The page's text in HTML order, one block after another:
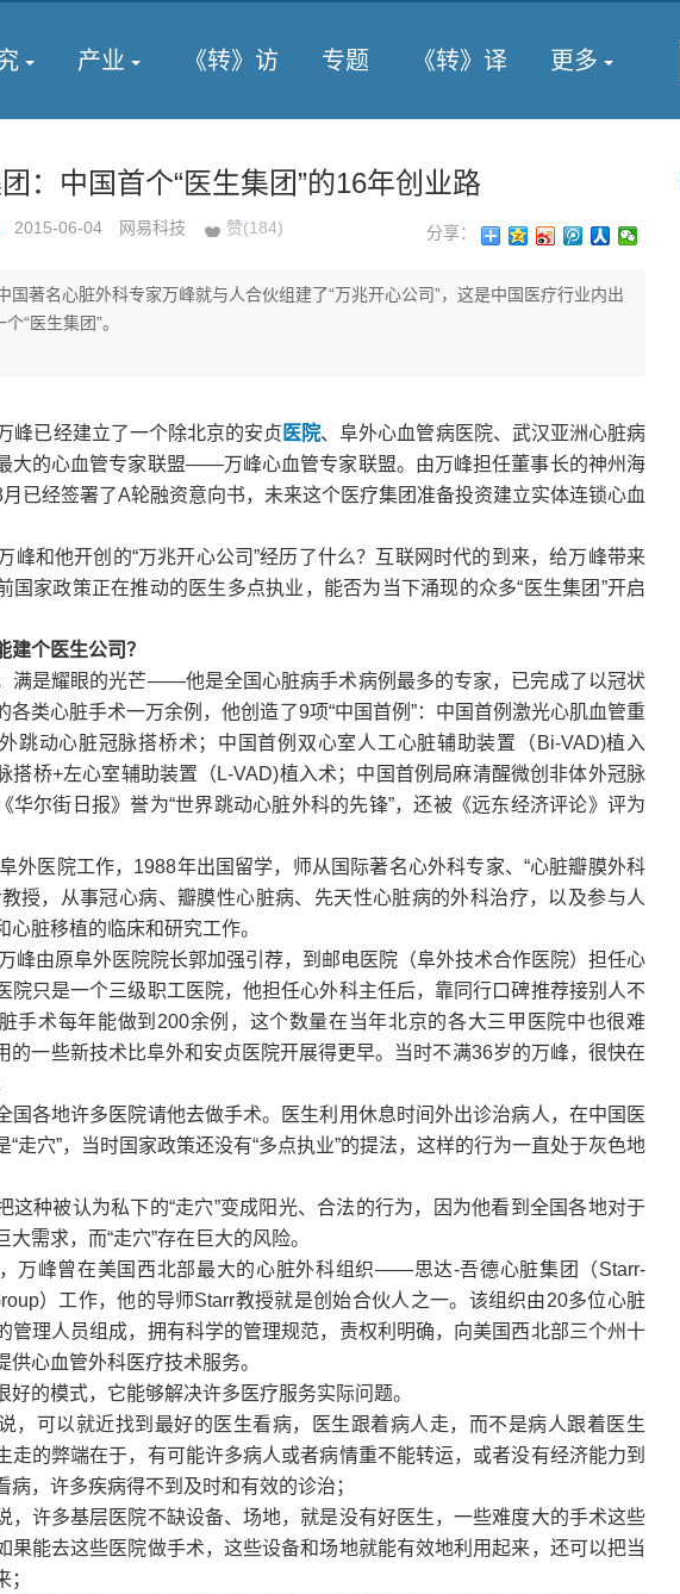
产业 《转》访 专题 《转》译 更多
：中国首个“医生集团”的16年创业路
2015-06-04 网易科技 赞(184) 分享：
国著名心脏外科专家万峰就与人合伙组建了“万兆开心公司”，这是中国医疗行业内出
“医生集团”。
峰已经建立了一个除北京的安贞 医院、阜外心血管病医院、武汉亚洲心脏病
大的心血管专家联盟――万峰心血管专家联盟。由万峰担任董事长的神州海
已经签署了A轮融资意向书，未来这个医疗集团准备投资建立实体连锁心血
峰和他开创的“万兆开心公司”经历了什么？互联网时代的到来，给万峰带来
国家政策正在推动的医生多点执业，能否为当下涌现的众多“医生集团”开启
建个医生公司？
满是耀眼的光芒――他是全国心脏病手术病例最多的专家，已完成了以冠状
各类心脏手术一万余例，他创造了9项“中国首例”：中国首例激光心肌血管重
跳动心脏冠脉搭桥术；中国首例双心室人工心脏辅助装置（Bi-VAD)植入
搭桥+左心室辅助装置（L-VAD)植入术；中国首例局麻清醒微创非体外冠脉
尔街日报》誉为“世界跳动心脏外科的先锋”，还被《远东经济评论》评为
外医院工作，1988年出国留学，师从国际著名心外科专家、“心脏瓣膜外科
授，从事冠心病、瓣膜性心脏病、先天性心脏病的外科治疗，以及参与人
心脏移植的临床和研究工作。
峰由原阜外医院院长郭加强引荐，到邮电医院（阜外技术合作医院）担任心
院只是一个三级职工医院，他担任心外科主任后，靠同行口碑推荐接别人不
手术每年能做到200余例，这个数量在当年北京的各大三甲医院中也很难
的一些新技术比阜外和安贞医院开展得更早。当时不满36岁的万峰，很快在
国各地许多医院请他去做手术。医生利用休息时间外出诊治病人，在中国医
“走穴”，当时国家政策还没有“多点执业”的提法，这样的行为一直处于灰色地
这种被认为私下的“走穴”变成阳光、合法的行为，因为他看到全国各地对于
需求，而“走穴”存在巨大的风险。
万峰曾在美国西北部最大的心脏外科组织――思达-吾德心脏集团（Starr-
）工作，他的导师Starr教授就是创始合伙人之一。该组织由20多位心脏
管理人员组成，拥有科学的管理规范，责权利明确，向美国西北部三个州十
供心血管外科医疗技术服务。
好的模式，它能够解决许多医疗服务实际问题。
，可以就近找到最好的医生看病，医生跟着病人走，而不是病人跟着医生
走的弊端在于，有可能许多病人或者病情重不能转运，或者没有经济能力到
病，许多疾病得不到及时和有效的诊治；
，许多基层医院不缺设备、场地，就是没有好医生，一些难度大的手术这些
果能去这些医院做手术，这些设备和场地就能有效地利用起来，还可以把当